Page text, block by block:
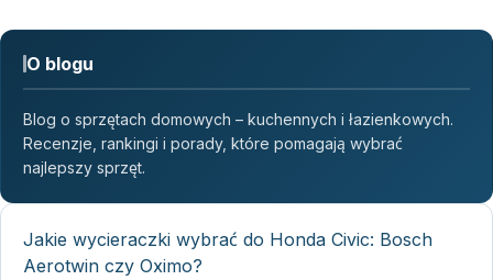
O blogu
Blog o sprzętach domowych – kuchennych i łazienkowych.
Recenzje, rankingi i porady, które pomagają wybrać
najlepszy sprzęt.
Jakie wycieraczki wybrać do Honda Civic: Bosch
Aerotwin czy Oximo?